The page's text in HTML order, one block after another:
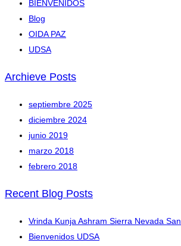
BIENVENIDOS
Blog
OIDA PAZ
UDSA
Archieve Posts
septiembre 2025
diciembre 2024
junio 2019
marzo 2018
febrero 2018
Recent Blog Posts
Vrinda Kunja Ashram Sierra Nevada
Bienvenidos UDSA